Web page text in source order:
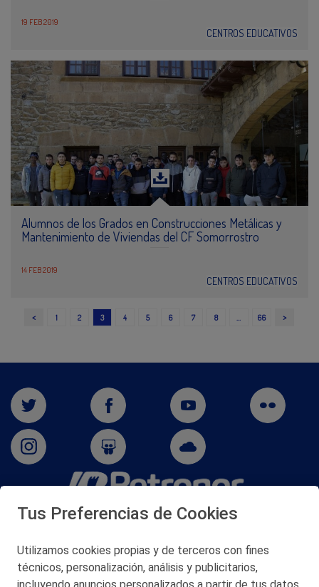
19 FEB 2019
CENTROS EDUCATIVOS
Alumnos de los Grados en Construcciones Metálicas y
Mantenimiento de Viviendas del CF Somorrostro
14 FEB 2019
CENTROS EDUCATIVOS
< 1 2 3 4 5 6 7 8 … 66 >
San Martín 5-Edificio Muñatones,
© 2026 Petronor S.A.
Tus Preferencias de Cookies
Utilizamos cookies propias y de terceros con fines
técnicos, personalización, análisis y publicitarios,